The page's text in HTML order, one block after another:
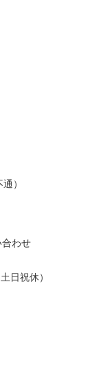
）
合わせ
日祝休）